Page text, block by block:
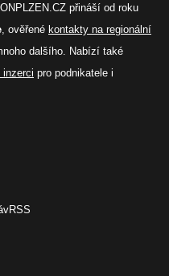
přináší od roku
, ověřené kontakty na regionální
dalšího. Nabízí také
inzerci pro podnikatele i
RSS